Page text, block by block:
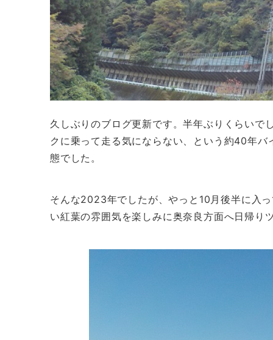
久しぶりのブログ更新です。半年ぶりくらいで
クに乗って走る気にならない、という約40年
態でした。
そんな2023年でしたが、やっと10月後半に入
い紅葉の雰囲気を楽しみに奥奈良方面へ日帰り